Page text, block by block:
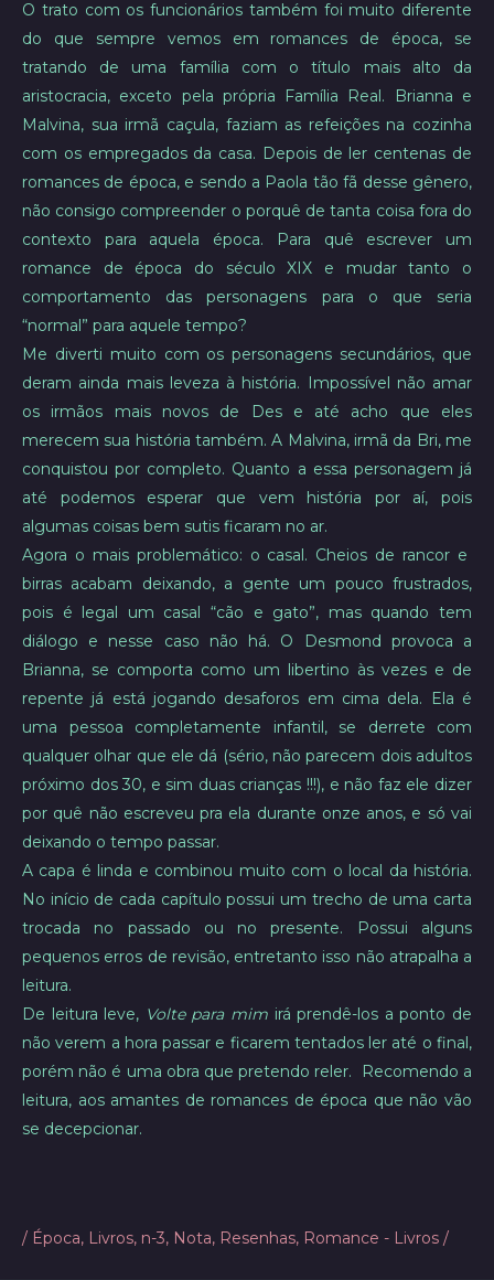
O trato com os funcionários também foi muito diferente
do que sempre vemos em romances de época, se
tratando de uma família com o título mais alto da
aristocracia, exceto pela própria Família Real. Brianna e
Malvina, sua irmã caçula, faziam as refeições na cozinha
com os empregados da casa. Depois de ler centenas de
romances de época, e sendo a Paola tão fã desse gênero,
não consigo compreender o porquê de tanta coisa fora do
contexto para aquela época. Para quê escrever um
romance de época do século XIX e mudar tanto o
comportamento das personagens para o que seria
“normal” para aquele tempo?
Me diverti muito com os personagens secundários, que
deram ainda mais leveza à história. Impossível não amar
os irmãos mais novos de Des e até acho que eles
merecem sua história também. A Malvina, irmã da Bri, me
conquistou por completo. Quanto a essa personagem já
até podemos esperar que vem história por aí, pois
algumas coisas bem sutis ficaram no ar.
Agora o mais problemático: o casal. Cheios de rancor e
birras acabam deixando, a gente um pouco frustrados,
pois é legal um casal “cão e gato”, mas quando tem
diálogo e nesse caso não há. O Desmond provoca a
Brianna, se comporta como um libertino às vezes e de
repente já está jogando desaforos em cima dela. Ela é
uma pessoa completamente infantil, se derrete com
qualquer olhar que ele dá (sério, não parecem dois adultos
próximo dos 30, e sim duas crianças !!!), e não faz ele dizer
por quê não escreveu pra ela durante onze anos, e só vai
deixando o tempo passar.
A capa é linda e combinou muito com o local da história.
No início de cada capítulo possui um trecho de uma carta
trocada no passado ou no presente. Possui alguns
pequenos erros de revisão, entretanto isso não atrapalha a
leitura.
De leitura leve, Volte para mim irá prendê-los a ponto de
não verem a hora passar e ficarem tentados ler até o final,
porém não é uma obra que pretendo reler. Recomendo a
leitura, aos amantes de romances de época que não vão
se decepcionar.
/ Época, Livros, n-3, Nota, Resenhas, Romance - Livros /